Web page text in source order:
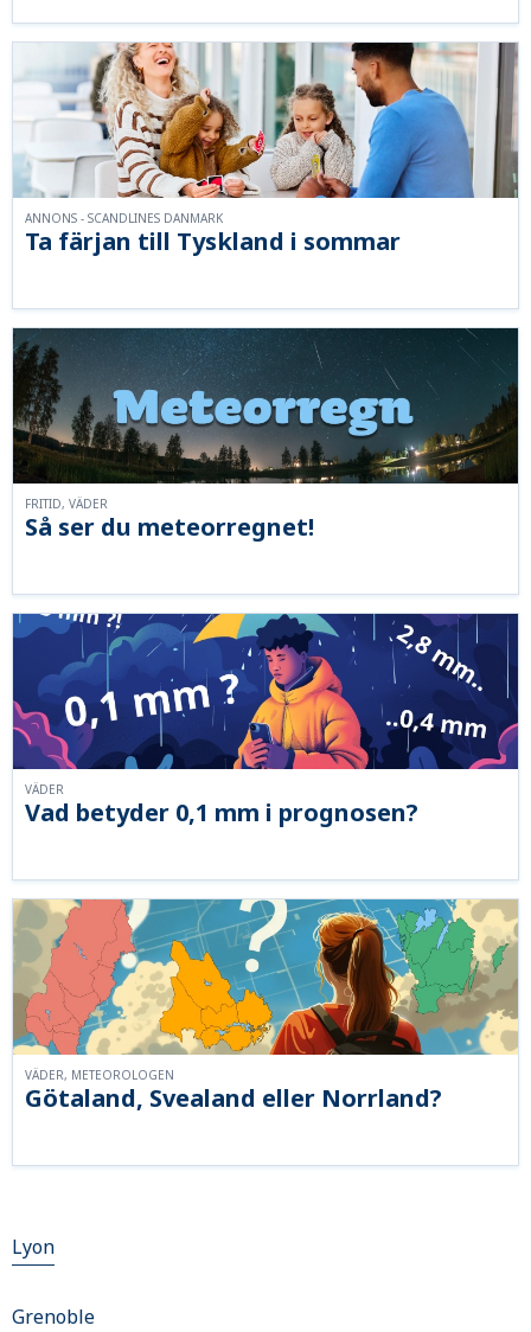
Ta färjan till Tyskland i sommar
ANNONS - SCANDLINES DANMARK
Så ser du meteorregnet!
FRITID, VÄDER
Vad betyder 0,1 mm i prognosen?
VÄDER
Götaland, Svealand eller Norrland?
VÄDER, METEOROLOGEN
Lyon
Grenoble